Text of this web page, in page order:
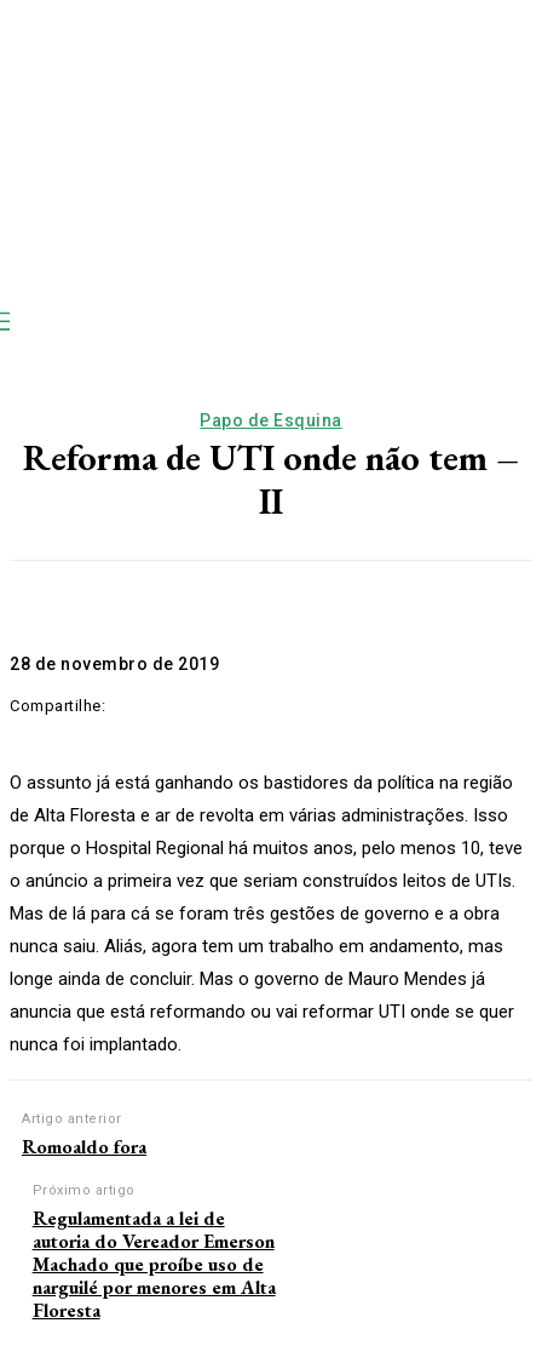
Papo de Esquina
Reforma de UTI onde não tem –
II
28 de novembro de 2019
Compartilhe:
O assunto já está ganhando os bastidores da política na região
de Alta Floresta e ar de revolta em várias administrações. Isso
porque o Hospital Regional há muitos anos, pelo menos 10, teve
o anúncio a primeira vez que seriam construídos leitos de UTIs.
Mas de lá para cá se foram três gestões de governo e a obra
nunca saiu. Aliás, agora tem um trabalho em andamento, mas
longe ainda de concluir. Mas o governo de Mauro Mendes já
anuncia que está reformando ou vai reformar UTI onde se quer
nunca foi implantado.
Artigo anterior
Romoaldo fora
Próximo artigo
Regulamentada a lei de
autoria do Vereador Emerson
Machado que proíbe uso de
narguilé por menores em Alta
Floresta